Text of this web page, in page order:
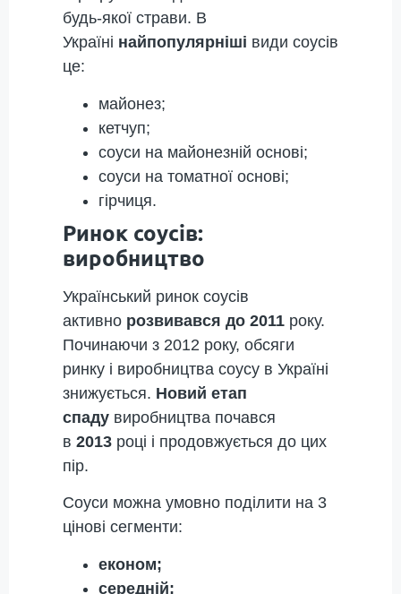
будь-якої страви. В
Україні найпопулярніші види соусів
це:
майонез;
кетчуп;
соуси на майонезній основі;
соуси на томатної основі;
гірчиця.
Ринок соусів:
виробництво
Український ринок соусів
активно розвивався до 2011 року.
Починаючи з 2012 року, обсяги
ринку і виробництва соусу в Україні
знижується. Новий етап
спаду виробництва почався
в 2013 році і продовжується до цих
пір.
Соуси можна умовно поділити на 3
цінові сегменти:
економ;
середній;